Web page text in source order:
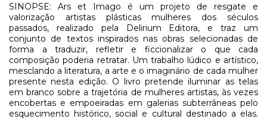
SINOPSE: Ars et Imago é um projeto de resgate e
valorização artistas plásticas mulheres dos séculos
passados, realizado pela Delirium Editora, e traz um
conjunto de textos inspirados nas obras selecionadas de
forma a traduzir, refletir e ficcionalizar o que cada
composição poderia retratar. Um trabalho lúdico e artístico,
mesclando a literatura, a arte e o imaginário de cada mulher
presente nesta edição. O livro pretende iluminar as telas
em branco sobre a trajetória de mulheres artistas, às vezes
encobertas e empoeiradas em galerias subterrâneas pelo
esquecimento histórico, social e cultural destinado a elas.